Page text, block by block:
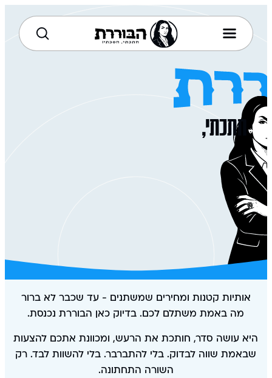
חתכתי,
אותיות קטנות ומחירים שמשתנים - עד שכבר לא ברור
מה באמת משתלם לכם. בדיוק כאן הבוררת נכנסת.
עושה סדר, חותכת את הרעש, ומכוונת אתכם להצעות
שווה לבדוק. בלי להתברבר. בלי להשוות לבד. רק
השורה התחתונה.